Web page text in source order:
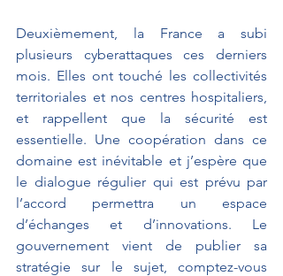
Deuxièmement, la France a subi
plusieurs cyberattaques ces derniers
mois. Elles ont touché les collectivités
territoriales et nos centres hospitaliers,
et rappellent que la sécurité est
essentielle. Une coopération dans ce
domaine est inévitable et j’espère que
le dialogue régulier qui est prévu par
l’accord permettra un espace
d’échanges et d’innovations. Le
gouvernement vient de publier sa
stratégie sur le sujet, comptez-vous